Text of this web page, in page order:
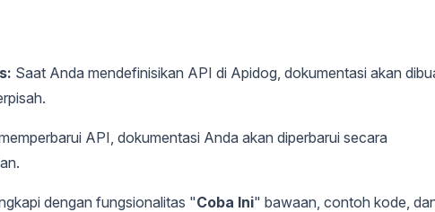
Saat Anda mendefinisikan API di Apidog, dokumentasi akan
API, dokumentasi Anda akan diperbarui secara
dengan fungsionalitas "Coba Ini" bawaan, contoh kode,